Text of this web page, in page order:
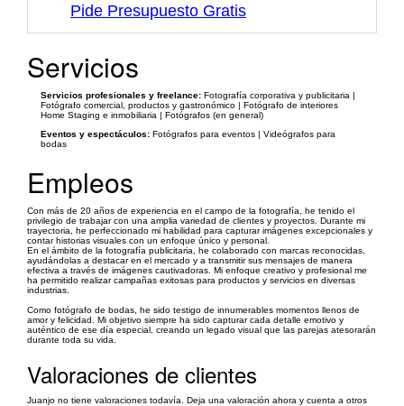
Pide Presupuesto Gratis
Servicios
Servicios profesionales y freelance: Fotografía corporativa y publicitaria |
Fotógrafo comercial, productos y gastronómico | Fotógrafo de interiores
Home Staging e inmobiliaria | Fotógrafos (en general)
Eventos y espectáculos: Fotógrafos para eventos | Videógrafos para
bodas
Empleos
Con más de 20 años de experiencia en el campo de la fotografía, he tenido el
privilegio de trabajar con una amplia variedad de clientes y proyectos. Durante mi
trayectoria, he perfeccionado mi habilidad para capturar imágenes excepcionales y
contar historias visuales con un enfoque único y personal.
En el ámbito de la fotografía publicitaria, he colaborado con marcas reconocidas,
ayudándolas a destacar en el mercado y a transmitir sus mensajes de manera
efectiva a través de imágenes cautivadoras. Mi enfoque creativo y profesional me
ha permitido realizar campañas exitosas para productos y servicios en diversas
industrias.
Como fotógrafo de bodas, he sido testigo de innumerables momentos llenos de
amor y felicidad. Mi objetivo siempre ha sido capturar cada detalle emotivo y
auténtico de ese día especial, creando un legado visual que las parejas atesorarán
durante toda su vida.
Valoraciones de clientes
Juanjo no tiene valoraciones todavía. Deja una valoración ahora y cuenta a otros